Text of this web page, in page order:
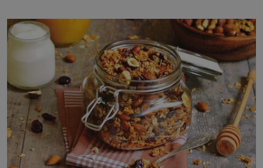
nedávno přečetli. Je to opravdu tak, s věkem jako
kdyby se paměť rozhodla stávkovat. Cvičte